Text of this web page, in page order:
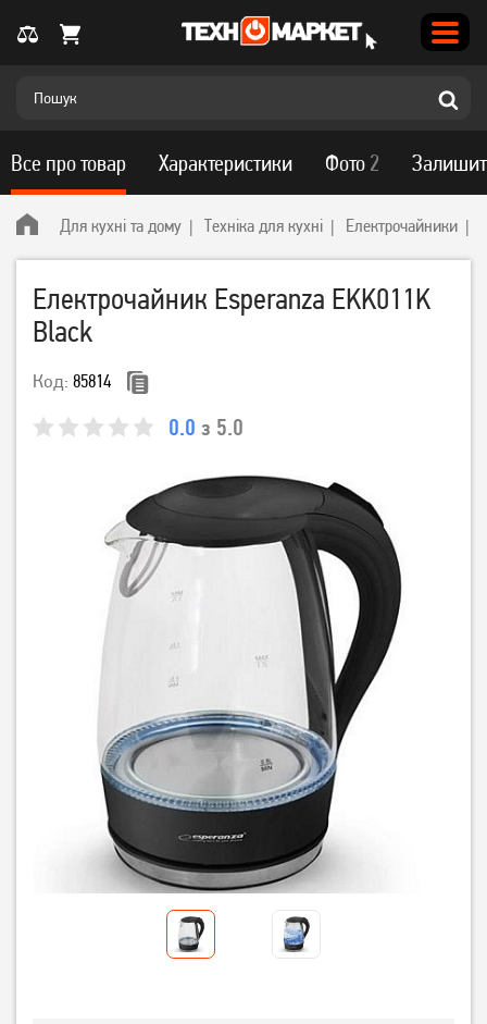
Для кухні та дому Техніка для кухні Електрочайники
Електрочайник Esperanza EKK011K
Black
Код: 85814
0.0 з 5.0
Все про товар Характеристики Фото 2